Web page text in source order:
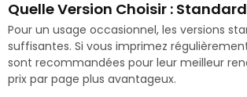
Quelle Version Choisir : Standard
Pour un usage occasionnel, les versions
suffisantes. Si vous imprimez
sont recommandées pour leur meilleur
prix par page plus avantageux.